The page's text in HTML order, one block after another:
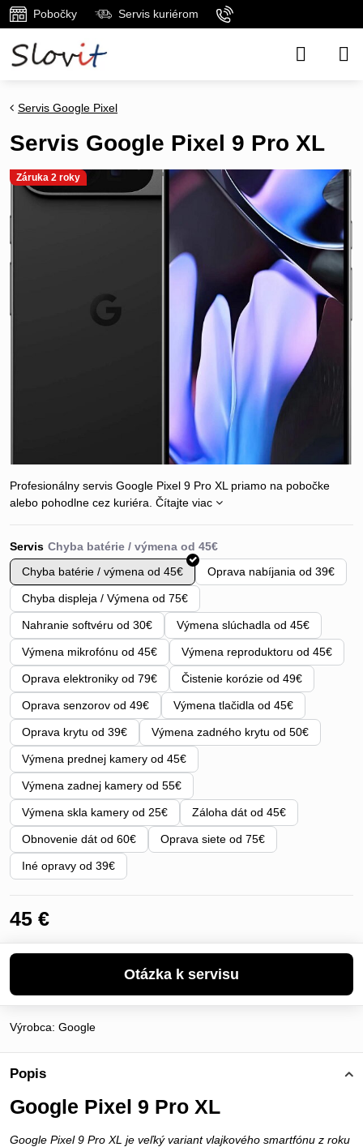
Pobočky Servis kuriérom
Záruka 2 roky
Servis Google Pixel
Servis Google Pixel 9 Pro XL
Profesionálny servis Google Pixel 9 Pro XL priamo na pobočke
alebo pohodlne cez kuriéra. Čítajte viac
Servis
Chyba batérie / výmena od 45€
Oprava nabíjania od 39€
Chyba displeja / Výmena od 75€
Nahranie softvéru od 30€ Výmena slúchadla od 45€
Výmena mikrofónu od 45€ Výmena reproduktoru od 45€
Oprava elektroniky od 79€ Čistenie korózie od 49€
Oprava senzorov od 49€ Výmena tlačidla od 45€
Oprava krytu od 39€ Výmena zadného krytu od 50€
Výmena prednej kamery od 45€
Výmena zadnej kamery od 55€
Výmena skla kamery od 25€ Záloha dát od 45€
Obnovenie dát od 60€ Oprava siete od 75€
Iné opravy od 39€
45 €
Výrobca: Google
Popis
Google Pixel 9 Pro XL
Google Pixel 9 Pro XL je veľký variant vlajkového smartfónu z roku